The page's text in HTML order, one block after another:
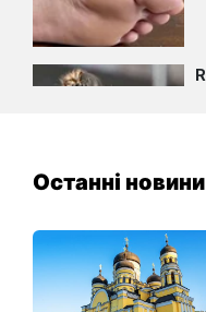
Останні новини